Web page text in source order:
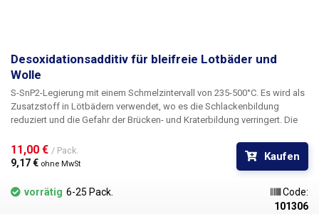
Desoxidationsadditiv für bleifreie Lotbäder und
Wolle
S-SnP2-Legierung mit einem Schmelzintervall von 235-500°C. Es wird als
Zusatzstoff in Lötbädern verwendet, wo es die Schlackenbildung
reduziert und die Gefahr der Brücken- und Kraterbildung verringert. Die
Lötwellen von Verzinnungsbädern deutlich. Die Bildung von Oxiden wird
mit dem Desoxidationsadditiv auf etwa die Hälfte reduziert, was eine
Halbierung des Lötabfalls beim Abwischen der oxidierten Schicht von
der Oberfläche und langfristig einen sauberen Schmelzspiegel bedeutet.
Es wird in Form von Pellets mit einem Gewicht von etwa 5 g geliefert.
11,00 € / Pack.
9,17 € ohne MwSt
Kaufen
vorrätig 6-25 Pack.
Code:
101306